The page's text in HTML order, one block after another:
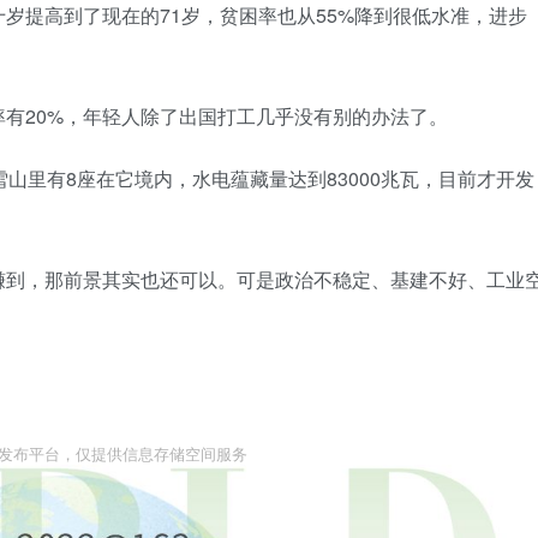
提高到了现在的71岁，贫困率也从55%降到很低水准，进步
20%，年轻人除了出国打工几乎没有别的办法了。
里有8座在它境内，水电蕴藏量达到83000兆瓦，目前才开发
，那前景其实也还可以。可是政治不稳定、基建不好、工业
布平台，仅提供信息存储空间服务